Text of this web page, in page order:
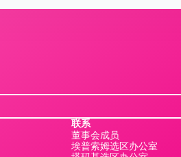
联系
董事会成员
埃普索姆选区办公室